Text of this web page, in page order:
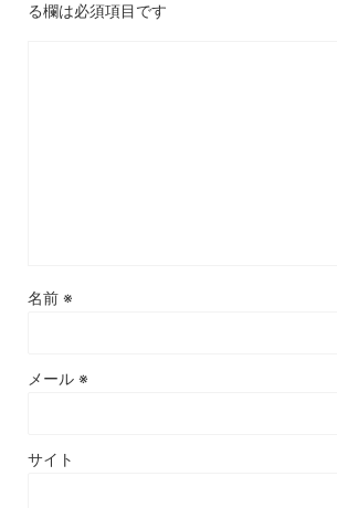
る欄は必須項目です
名前 ※
メール ※
サイト